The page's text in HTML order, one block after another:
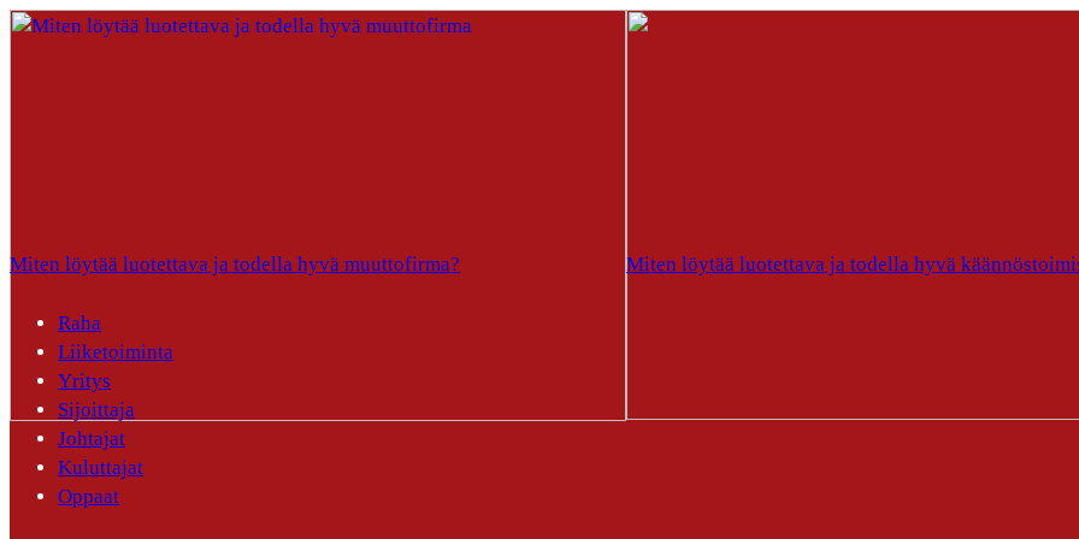
Miten löytää luotettava ja todella hyvä muuttofirma? Miten löytää luotettava ja todella hyvä
Raha
Liiketoiminta
Yritys
Sijoittaja
Johtajat
Kuluttajat
Oppaat